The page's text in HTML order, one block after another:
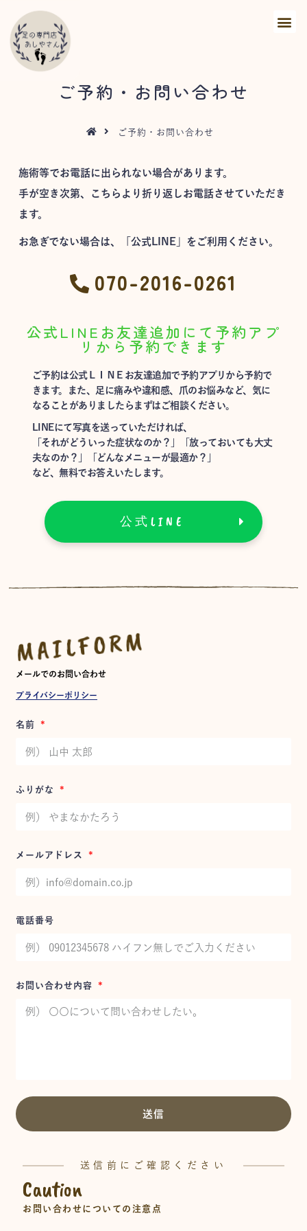
ご予約・お問い合わせ
ご予約・お問い合わせ
施術等でお電話に出られない場合があります。
手が空き次第、こちらより折り返しお電話させていただき
ます。
お急ぎでない場合は、「公式LINE」をご利用ください。
070-2016-0261
公式LINEお友達追加にて予約アプ
リから予約できます
ご予約は公式ＬＩＮＥお友達追加で予約アプリから予約で
きます。また、足に痛みや違和感、爪のお悩みなど、気に
なることがありましたらまずはご相談ください。
LINEにて写真を送っていただければ、
「それがどういった症状なのか？」「放っておいても大丈
夫なのか？」「どんなメニューが最適か？」
など、無料でお答えいたします。
公式LINE
MAILFORM
メールでのお問い合わせ
プライバシーポリシー
名前
ふりがな
メールアドレス
電話番号
お問い合わせ内容
送信
送信前にご確認ください
Caution
お問い合わせについての注意点